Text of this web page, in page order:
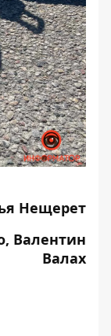
Нещерет
Валентин
Валах